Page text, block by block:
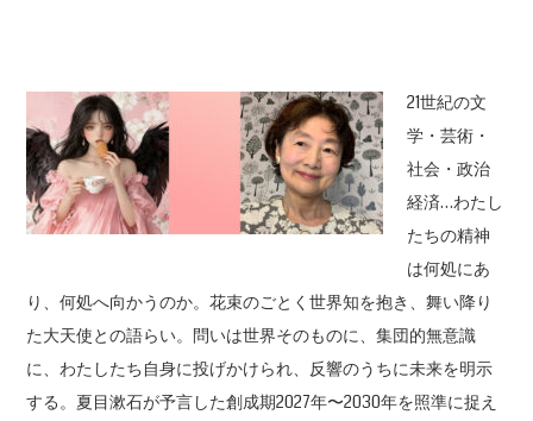
21世紀の文
学・芸術・
社会・政治
経済…わたし
たちの精神
は何処にあ
り、何処へ向かうのか。花束のごとく世界知を抱き、舞い降り
た大天使との語らい。問いは世界そのものに、集団的無意識
に、わたしたち自身に投げかけられ、反響のうちに未来を明示
する。夏目漱石が予言した創成期2027年〜2030年を照準に捉え